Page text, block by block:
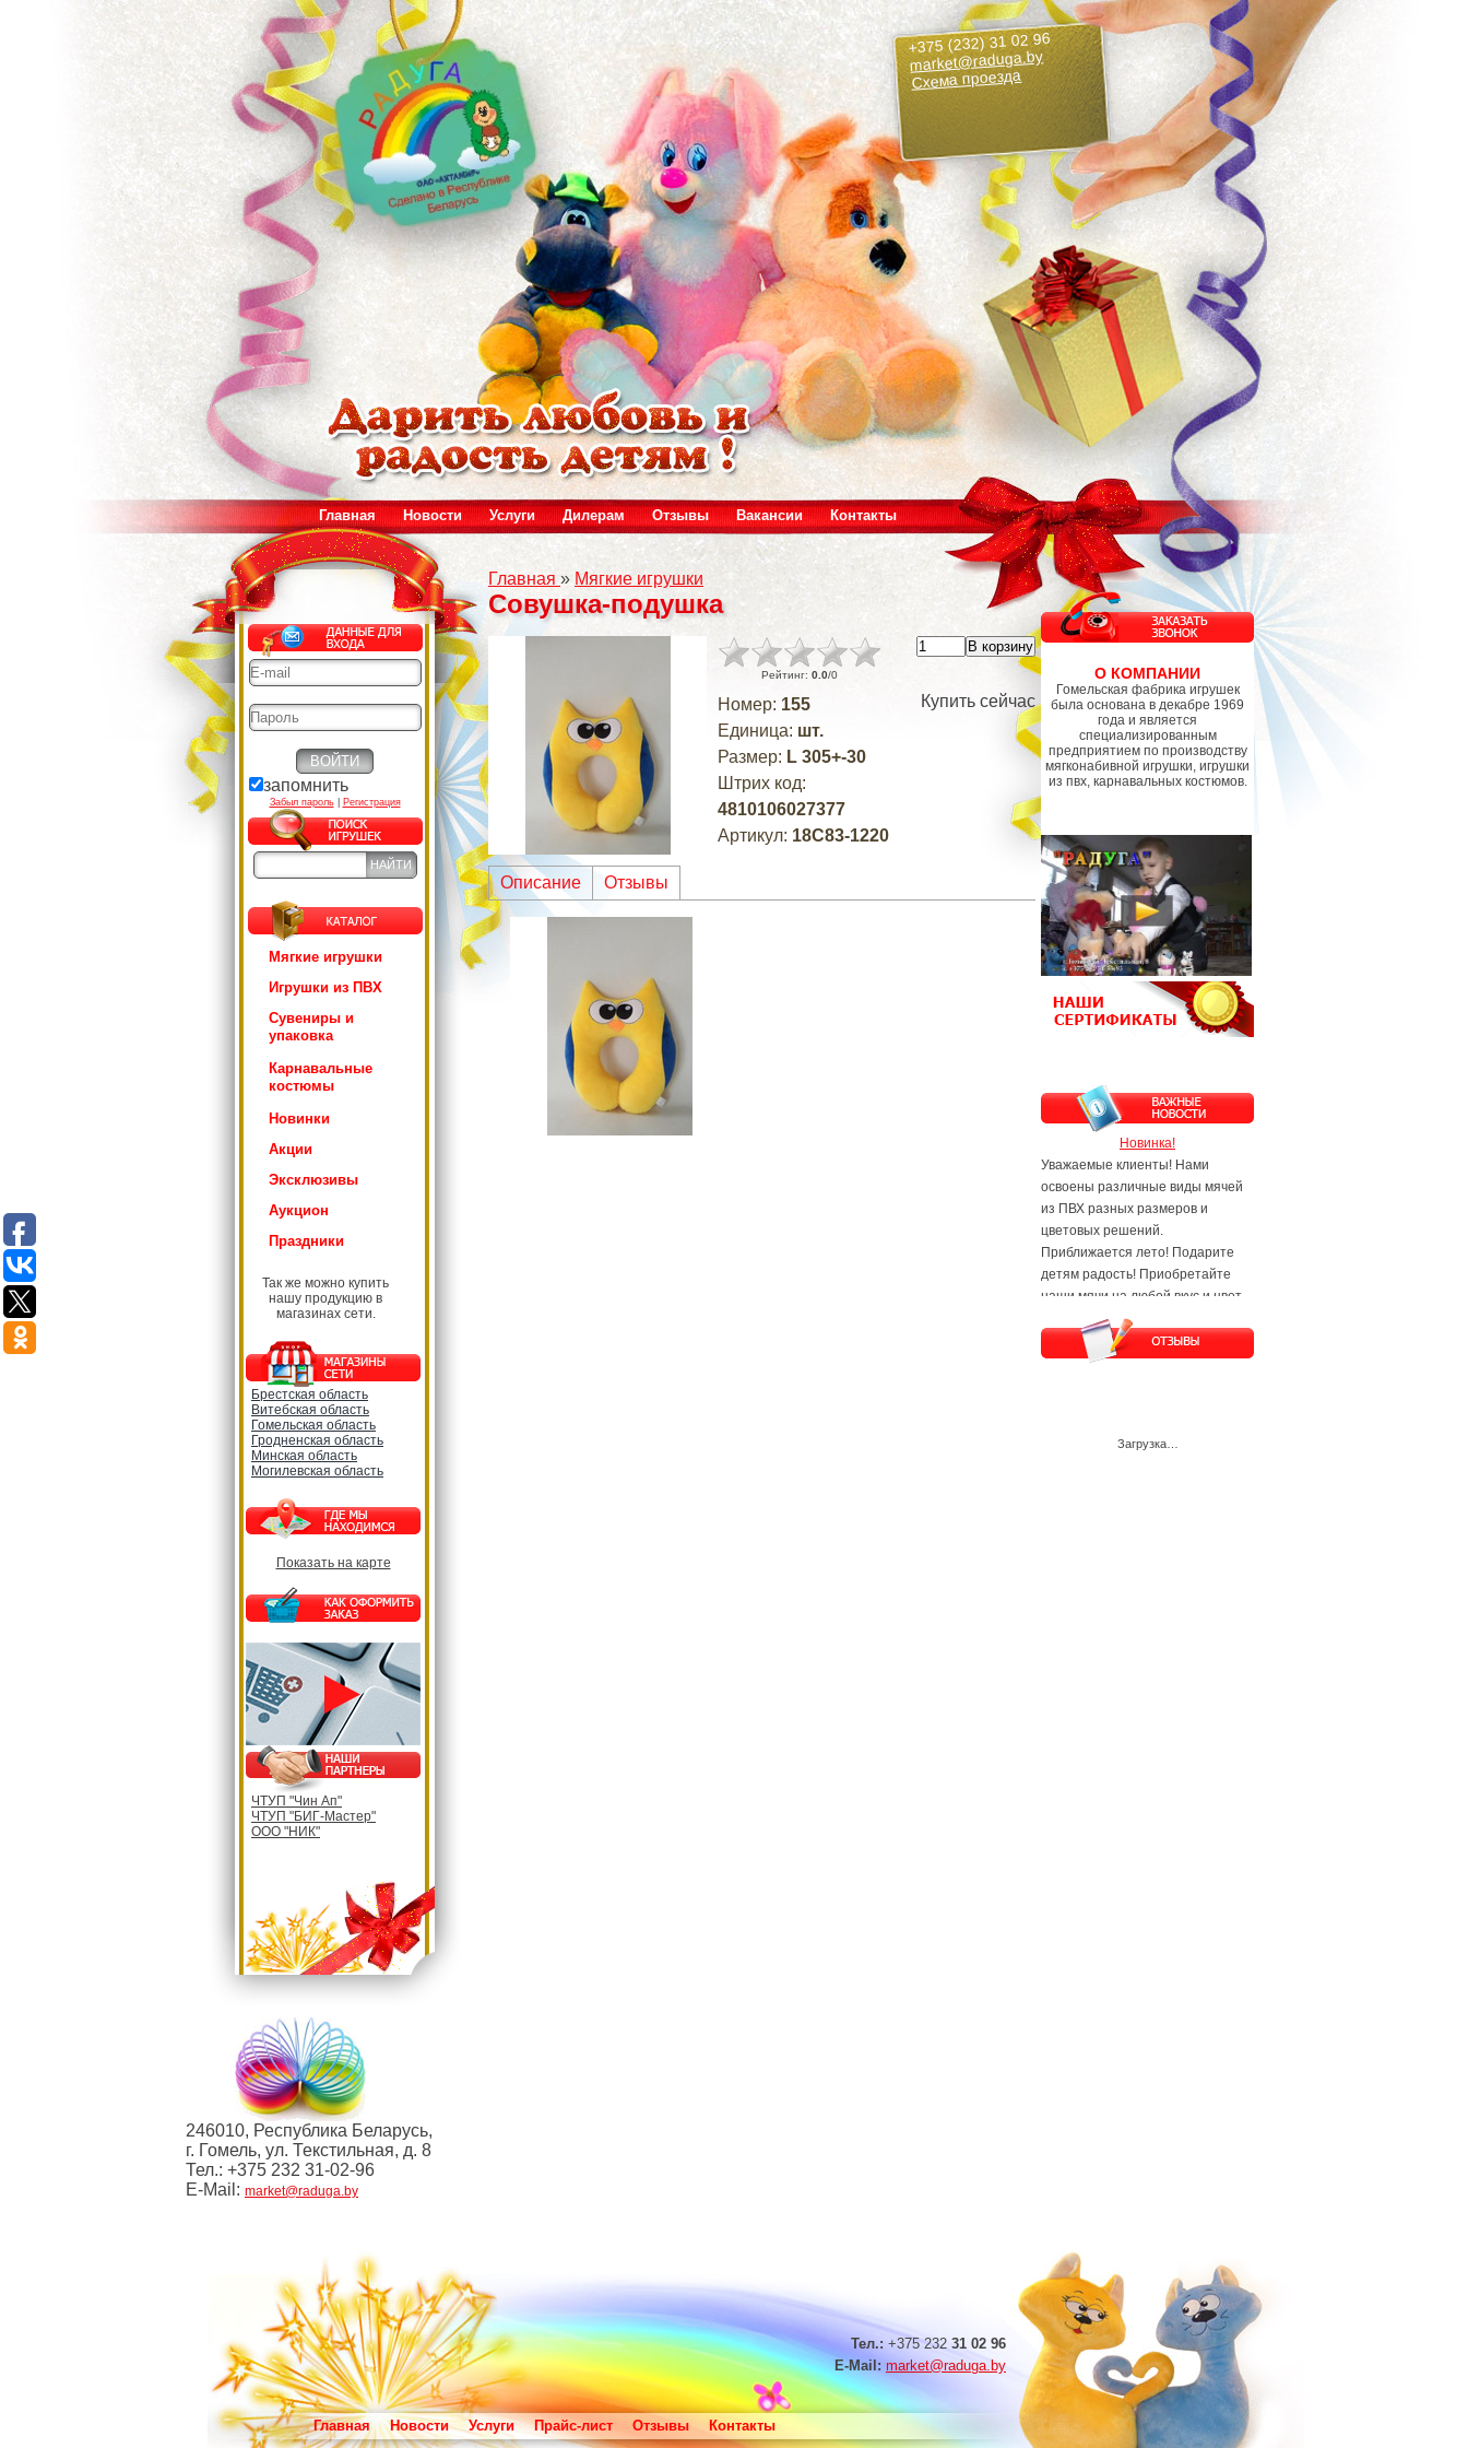
+375 (232) 31 02 96
market@raduga.by
Схема проезда
Главная Новости Услуги Дилерам Отзывы Вакансии Контакты
запомнить
Забыл пароль| Регистрация
Мягкие игрушки
Игрушки из ПВХ
Сувениры и
упаковка
Карнавальные
костюмы
Новинки
Акции
Эксклюзивы
Аукцион
Праздники
Так же можно купить
нашу продукцию в
магазинах сети.
Брестская область
Витебская область
Гомельская область
Гродненская область
Минская область
Могилевская область
Показать на карте
ЧТУП "Чин Ап"
ЧТУП "БИГ-Мастер"
ООО "НИК"
246010, Республика Беларусь,
г. Гомель, ул. Текстильная, д. 8
Тел.: +375 232 31-02-96
E-Mail: market@raduga.by
Главная » Мягкие игрушки
Совушка-подушка
Рейтинг: 0.0/0
Номер: 155
Единица: шт.
Размер: L 305+-30
Штрих код:
4810106027377
Артикул: 18C83-1220
Купить сейчас
Описание Отзывы
О КОМПАНИИ
Гомельская фабрика игрушек
была основана в декабре 1969
года и является
специализированным
предприятием по производству
мягконабивной игрушки, игрушки
из пвх, карнавальных костюмов.
Новинка!
Уважаемые клиенты! Нами
освоены различные виды мячей
из ПВХ разных размеров и
цветовых решений.
Приближается лето! Подарите
детям радость! Приобретайте
наши мячи на любой вкус и цвет.
Будем рады Вам и Вашим
заявкам!
Загрузка…
Главная Новости Услуги Прайс-лист Отзывы Контакты
Тел.: +375 232 31 02 96
E-Mail: market@raduga.by